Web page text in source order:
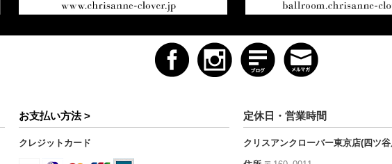
お支払い方法 >
クレジットカード
定休日・営業時間
クリスアンクローバー東京店(四ツ谷